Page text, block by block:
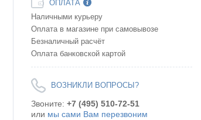
ОПЛАТА
Наличными курьеру
Оплата в магазине при самовывозе
Безналичный расчёт
Оплата банковской картой
ВОЗНИКЛИ ВОПРОСЫ?
Звоните: +7 (495) 510-72-51
или мы сами Вам перезвоним